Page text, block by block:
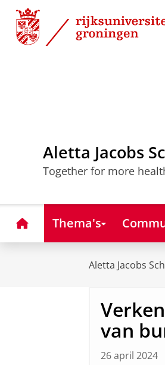
Skip
Content
Skip
Navigation
Aletta Jacobs
Together for more
HomeThema's
Aletta Jacobs
van
26 april 2024